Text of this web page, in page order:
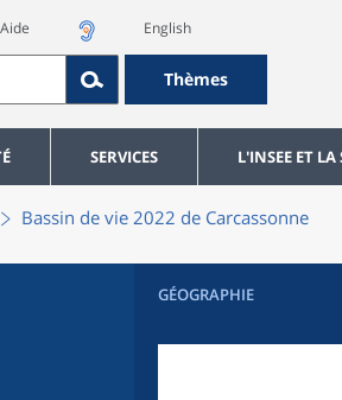
Aide English
Thèmes
SERVICES L'INSEE ET
Bassin de vie 2022 de Carcassonne
GÉOGRAPHIE